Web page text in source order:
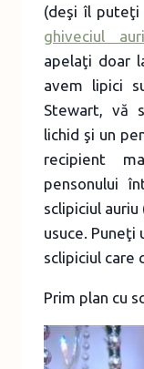
(deşi îl
ghiveciul
apelaţi doar
avem lipici
Stewart, vă
lichid şi un
recipient
pensonului
sclipiciul
usuce. Puneţi
sclipiciul care
Prim plan cu